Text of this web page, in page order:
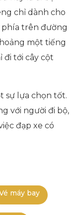
chỉ dành cho
phía trên đường
một tiếng
đi tới cây cột
sự lựa chọn tốt.
với người đi bộ,
đạp xe có
máy bay